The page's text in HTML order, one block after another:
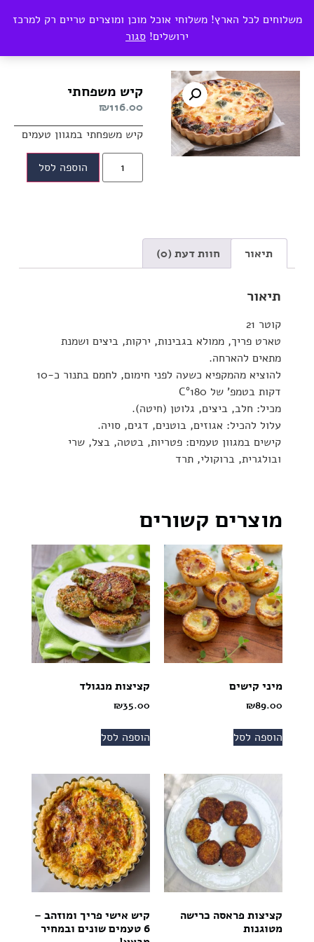
משלוחים לכל הארץ! משלוחי אוכל מוכן ומוצרים טריים רק למרכז
ירושלים! סגור
₪0.00
קיש משפחתי
₪116.00
קיש משפחתי במגוון טעמים
הוספה לסל
תיאור חוות דעת (0)
תיאור
קוטר 21
טארט פריך, ממולא בגבינות, ירקות, ביצים ושמנת
מתאים להארחה.
להוציא מהמקפיא כשעה לפני חימום, לחמם בתנור כ-10
דקות בטמפ' של C°180
מכיל: חלב, ביצים, גלוטן (חיטה).
עלול להכיל: אגוזים, בוטנים, דגים, סויה.
קישים במגוון טעמים: פטריות, בטטה, בצל, שרי
ובולגרית, ברוקולי, תרד
מוצרים קשורים
מיני קישים
₪89.00
הוספה לסל
קציצות מנגולד
₪35.00
הוספה לסל
קציצות פראסה כרישה
מטוגנות
קיש אישי פריך ומוזהב –
6 טעמים שונים ובמחיר